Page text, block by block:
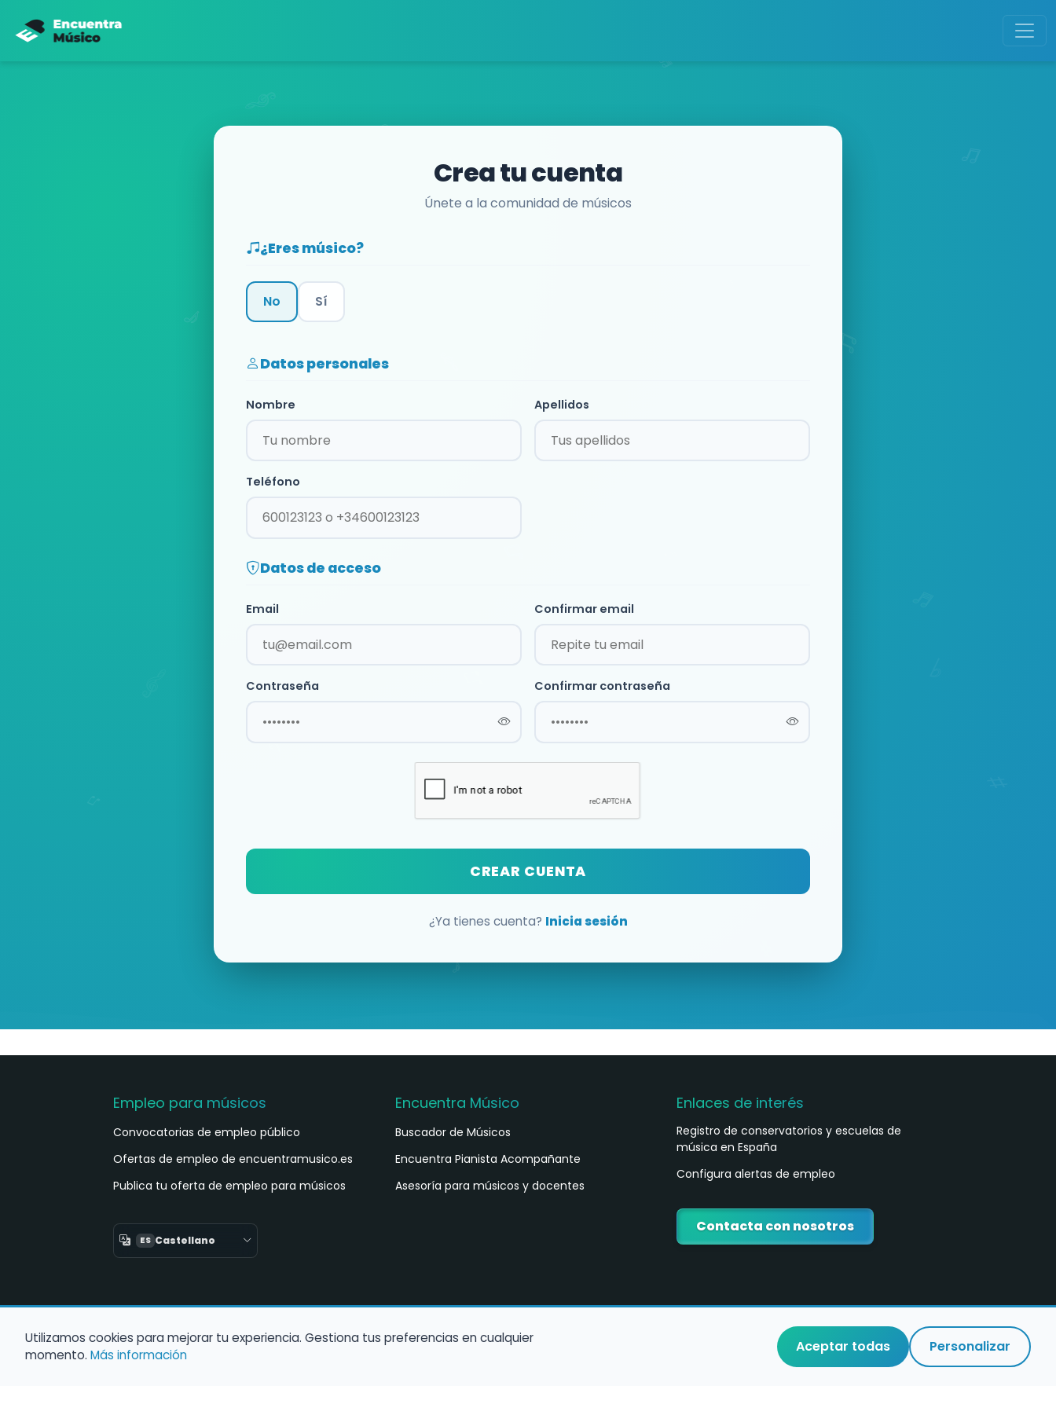
Crea tu cuenta
Únete a la comunidad de músicos
¿Eres músico?
No Sí
Datos personales
Nombre Apellidos
Teléfono
Datos de acceso
Email Confirmar email
Contraseña Confirmar contraseña
CREAR CUENTA
¿Ya tienes cuenta? Inicia sesión
Empleo para músicos
Convocatorias de empleo público
Ofertas de empleo de encuentramusico.es
Publica tu oferta de empleo para músicos
ES Castellano
Encuentra Músico
Buscador de Músicos
Encuentra Pianista Acompañante
Asesoría para músicos y docentes
Enlaces de interés
Registro de conservatorios y escuelas de
música en España
Configura alertas de empleo
Contacta con nosotros
Utilizamos cookies para mejorar tu experiencia. Gestiona tus preferencias en cualquier
momento. Más información Aceptar todas Personalizar